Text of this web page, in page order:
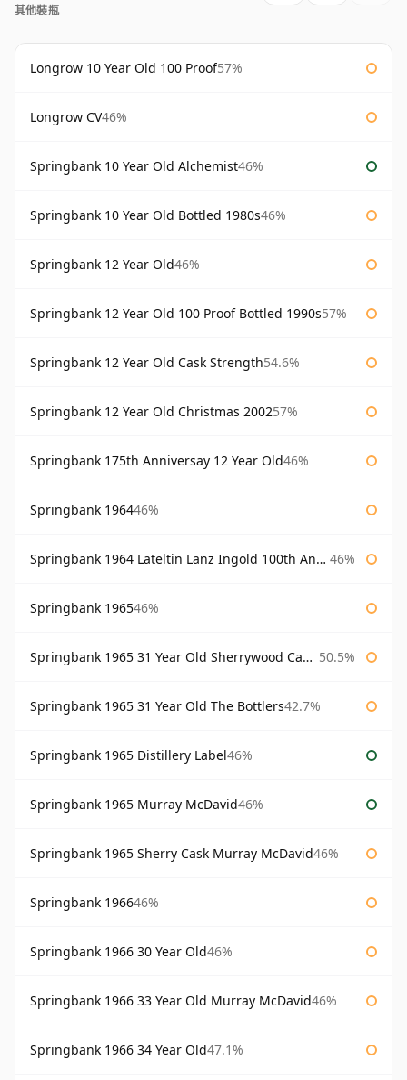
其他裝瓶
Longrow 10 Year Old 100 Proof57%
Longrow CV46%
Springbank 10 Year Old Alchemist46%
Springbank 10 Year Old Bottled 1980s46%
Springbank 12 Year Old46%
Springbank 12 Year Old 100 Proof Bottled 1990s57%
Springbank 12 Year Old Cask Strength54.6%
Springbank 12 Year Old Christmas 200257%
Springbank 175th Anniversay 12 Year Old46%
Springbank 196446%
Springbank 1964 Lateltin Lanz Ingold 100th Anniversary 46%
Springbank 196546%
Springbank 1965 31 Year Old Sherrywood Cadenhead's 50.5%
Springbank 1965 31 Year Old The Bottlers42.7%
Springbank 1965 Distillery Label46%
Springbank 1965 Murray McDavid46%
Springbank 1965 Sherry Cask Murray McDavid46%
Springbank 196646%
Springbank 1966 30 Year Old46%
Springbank 1966 33 Year Old Murray McDavid46%
Springbank 1966 34 Year Old47.1%